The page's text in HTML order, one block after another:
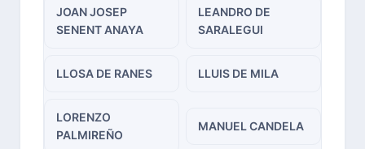
JOAN JOSEP
SENENT ANAYA
LEANDRO DE
SARALEGUI
LLOSA DE RANES LLUIS DE MILA
LORENZO
PALMIREÑO
MANUEL CANDELA